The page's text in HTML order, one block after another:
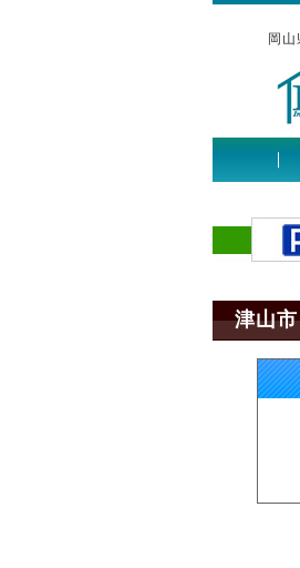
岡
津山